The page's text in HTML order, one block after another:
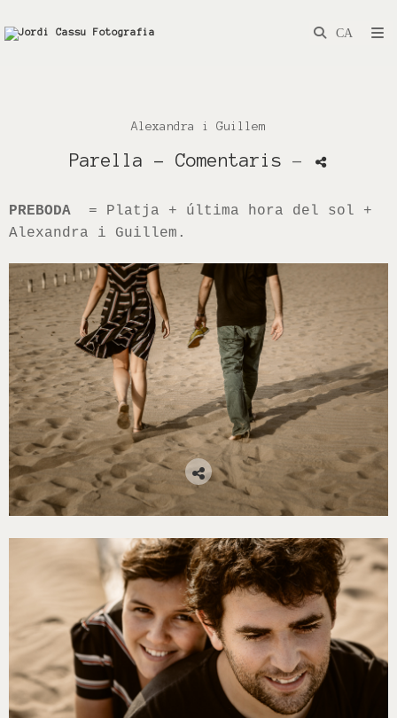
Alexandra i Guillem
Parella - Comentaris -
PREBODA = Platja + última hora del sol +
Alexandra i Guillem.